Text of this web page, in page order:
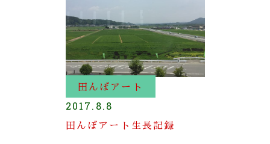
田んぼアート
2017.8.8
田んぼアート生長記録